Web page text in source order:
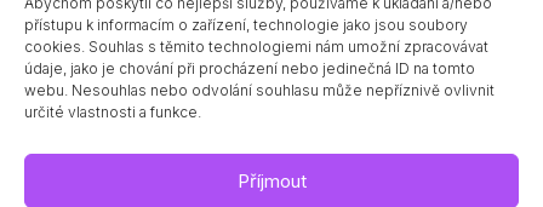
přístupu k informacím o zařízení, technologie jako jsou soubory
cookies. Souhlas s těmito technologiemi nám umožní zpracovávat
údaje, jako je chování při procházení nebo jedinečná ID na tomto
webu. Nesouhlas nebo odvolání souhlasu může nepříznivě ovlivnit
určité vlastnosti a funkce.
Příjmout
© 2023 - 2024 Zdravisimo.cz
Powered byWordPress. Theme by Alx.